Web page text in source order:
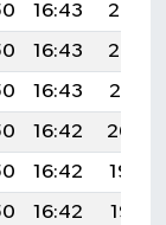
16:43
20:03
16:43
20:02
16:43
20:01
16:42
20:00
16:42
19:59
16:42
19:58